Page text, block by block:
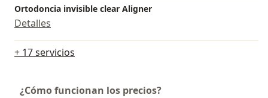
Ortodoncia invisible clear Aligner
Detalles
+ 17 servicios
¿Cómo funcionan los precios?